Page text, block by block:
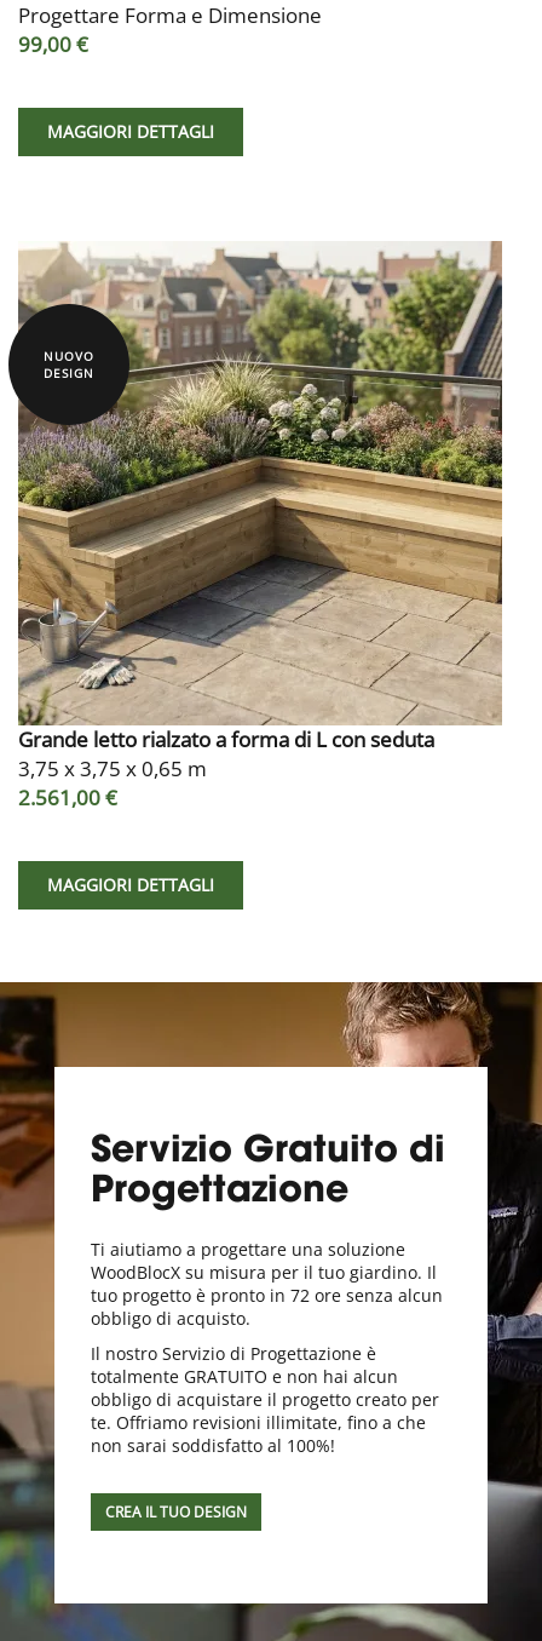
Progettare Forma e Dimensione
99,00 €
MAGGIORI DETTAGLI
NUOVO
DESIGN
Grande letto rialzato a forma di L con seduta
3,75 x 3,75 x 0,65 m
2.561,00 €
MAGGIORI DETTAGLI
Servizio Gratuito di
Progettazione
Ti aiutiamo a progettare una soluzione
WoodBlocX su misura per il tuo giardino. Il
tuo progetto è pronto in 72 ore senza alcun
obbligo di acquisto.
Il nostro Servizio di Progettazione è
totalmente GRATUITO e non hai alcun
obbligo di acquistare il progetto creato per
te. Offriamo revisioni illimitate, fino a che
non sarai soddisfatto al 100%!
CREA IL TUO DESIGN